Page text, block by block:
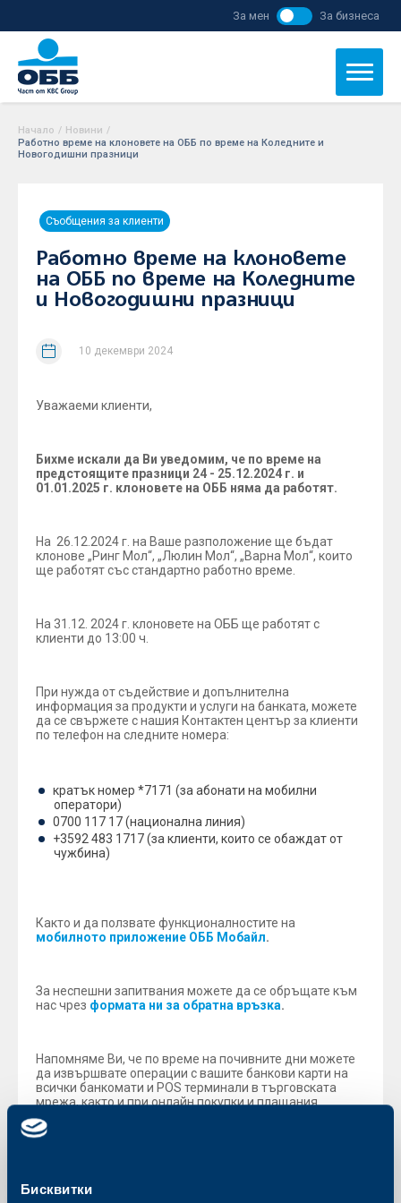
Бисквитки
За мен За бизнеса
Начало / Новини /
Работно време на клоновете на ОББ по време на Коледните и
Новогодишни празници
Съобщения за клиенти
Работно време на клоновете
на ОББ по време на Коледните
и Новогодишни празници
10 декември 2024
Уважаеми клиенти,
Бихме искали да Ви уведомим, че по време на
предстоящите празници 24 - 25.12.2024 г. и
01.01.2025 г. клоновете на ОББ няма да работят.
На 26.12.2024 г. на Ваше разположение ще бъдат
клонове „Ринг Мол“, „Люлин Мол“, „Варна Мол“, които
ще работят със стандартно работно време.
На 31.12. 2024 г. клоновете на ОББ ще работят с
клиенти до 13:00 ч.
При нужда от съдействие и допълнителна
информация за продукти и услуги на банката, можете
да се свържете с нашия Контактен център за клиенти
по телефон на следните номера:
кратък номер *7171 (за абонати на мобилни
оператори)
0700 117 17 (национална линия)
+3592 483 1717 (за клиенти, които се обаждат от
чужбина)
Както и да ползвате функционалностите на
мобилното приложение ОББ Мобайл.
За неспешни запитвания можете да се обръщате към
нас чрез формата ни за обратна връзка.
Напомняме Ви, че по време на почивните дни можете
да извършвате операции с вашите банкови карти на
всички банкомати и POS терминали в търговската
мрежа, както и при онлайн покупки и плащания.